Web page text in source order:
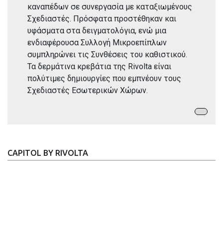
καναπέδων σε συνεργασία με καταξιωμένους
Σχεδιαστές. Πρόσφατα προστέθηκαν και
υφάσματα στα δειγματολόγια, ενώ μια
ενδιαφέρουσα Συλλογή Μικροεπίπλων
συμπληρώνει τις Συνθέσεις του καθιστικού.
Τα δερμάτινα κρεβάτια της Rivolta είναι
πολύτιμες δημιουργίες που εμπνέουν τους
Σχεδιαστές Εσωτερικών Χώρων.
CAPITOL BY RIVOLTA